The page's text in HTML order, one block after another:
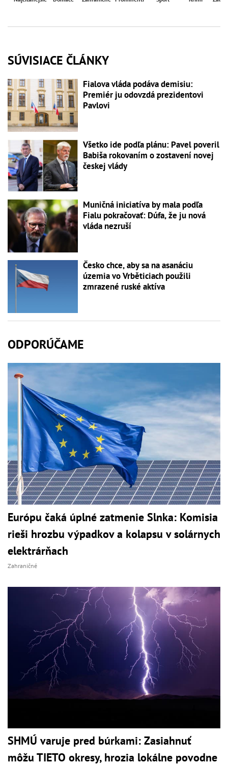
SÚVISIACE ČLÁNKY
Fialova vláda podáva demisiu:
Premiér ju odovzdá prezidentovi
Pavlovi
Všetko ide podľa plánu: Pavel poveril
Babiša rokovaním o zostavení novej
českej vlády
Muničná iniciatíva by mala podľa
Fialu pokračovať: Dúfa, že ju nová
vláda nezruší
Česko chce, aby sa na asanáciu
územia vo Vrběticiach použili
zmrazené ruské aktíva
ODPORÚČAME
Európu čaká úplné zatmenie Slnka: Komisia
rieši hrozbu výpadkov a kolapsu v solárnych
elektrárňach
Zahraničné
SHMÚ varuje pred búrkami: Zasiahnuť
môžu TIETO okresy, hrozia lokálne povodne